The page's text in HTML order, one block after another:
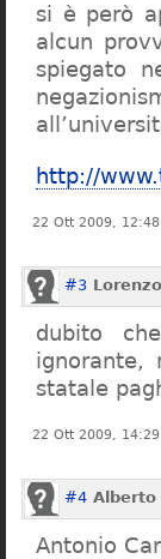
si è però
alcun
spiegato
http://
22 Ott 2009, 12:48
#3 Lorenzo
dubito
ignorante,
statale
22 Ott 2009, 14:29
#4 Alberto
Antonio